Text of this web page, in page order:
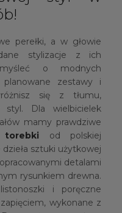
perełki, a w głowie
stylizacje z ich
o modnych
zestawy i
się z tłumu,
styl. Dla wielbicielek
mamy prawdziwe
torebki od polskiej
sztuki użytkowej
detalami
rysunkiem drewna.
i poręczne
wykonane z